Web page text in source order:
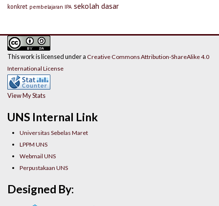
konkret pembelajaran IPA sekolah dasar
UNS Internal Link
Universitas Sebelas Maret
LPPM UNS
Webmail UNS
Perpustakaan UNS
This work is licensed under a Creative Commons Attribution-ShareAlike 4.0
International License
View My Stats
Designed By: